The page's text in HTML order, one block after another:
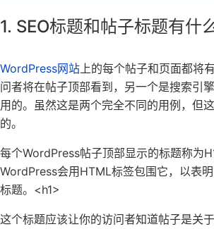
1. SEO标题和帖子标题有什
WordPress网站上的每个帖子和页面都将
问者将在帖子顶部看到，另一个是搜索引
用的。虽然这是两个完全不同的用例，但
的。
每个WordPress帖子顶部显示的标题称为
WordPress会用 HTML标签包围它，以表
标题。 <h1>
这个标题应该让你的访问者知道帖子是关